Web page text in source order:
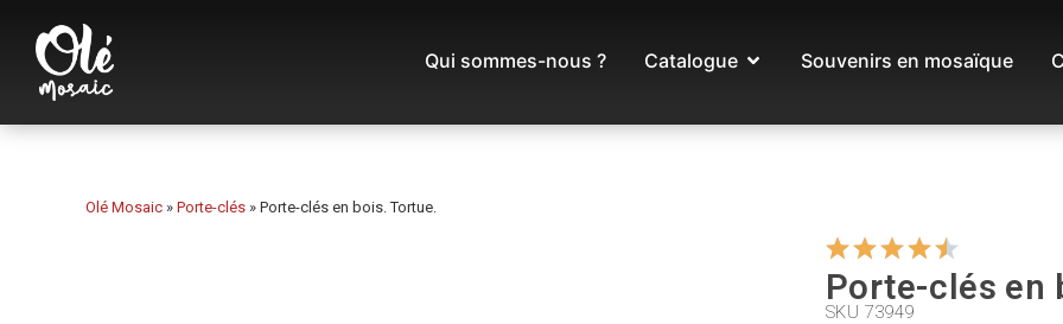
Qui sommes-nous ? Catalogue Souvenirs en mosaïque
Olé Mosaic » Porte-clés » Porte-clés en bois. Tortue.
Porte-clés en
SKU 73949